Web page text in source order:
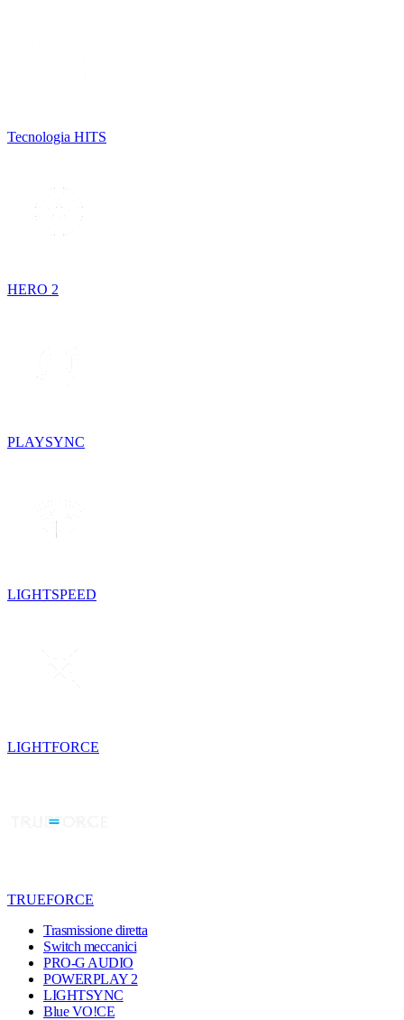
Tecnologia HITS
HERO 2
PLAYSYNC
LIGHTSPEED
LIGHTFORCE
TRUEFORCE
Trasmissione diretta
Switch meccanici
PRO-G AUDIO
POWERPLAY 2
LIGHTSYNC
Blue VO!CE